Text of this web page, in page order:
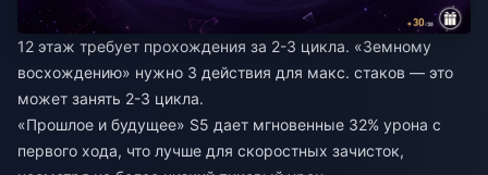
12 этаж требует прохождения за 2-3 цикла. «Земному
восхождению» нужно 3 действия для макс. стаков — это
может занять 2-3 цикла.
«Прошлое и будущее» S5 дает мгновенные 32% урона с
первого хода, что лучше для скоростных зачисток,